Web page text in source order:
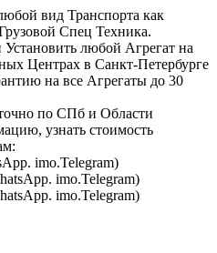
вид Транспорта как
Спец Техника.
любой Агрегат на
Центрах в Санкт-Петербурге
на все Агрегаты до 30
по СПб и Области
узнать стоимость
imo.Telegram)
imo.Telegram)
imo.Telegram)